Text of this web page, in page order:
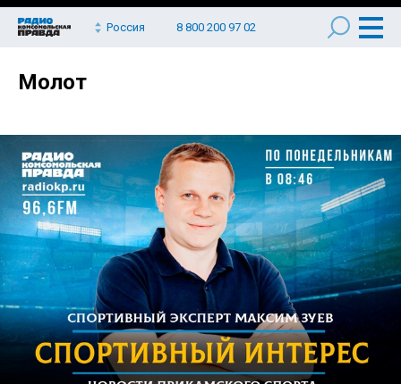
Россия 8 800 200 97 02
Молот